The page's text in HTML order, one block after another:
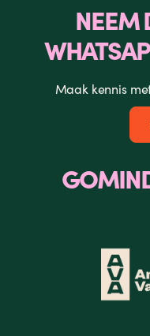
NEEM
Maak kennis